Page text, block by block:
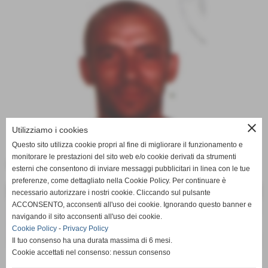
Data di nascita:13-02-1966
DATI
nazionalità:
ALBANESE
specialità:
curiosità:
Tessera tipo "A" n° 090097372
close
Utilizziamo i cookies
Questo sito utilizza cookie propri al fine di migliorare il funzionamento e
monitorare le prestazioni del sito web e/o cookie derivati da strumenti
esterni che consentono di inviare messaggi pubblicitari in linea con le tue
preferenze, come dettagliato nella Cookie Policy. Per continuare è
necessario autorizzare i nostri cookie. Cliccando sul pulsante
ACCONSENTO, acconsenti all'uso dei cookie. Ignorando questo banner e
navigando il sito acconsenti all'uso dei cookie.
Cookie Policy - Privacy Policy
Il tuo consenso ha una durata massima di 6 mesi.
Cookie accettati nel consenso: nessun consenso